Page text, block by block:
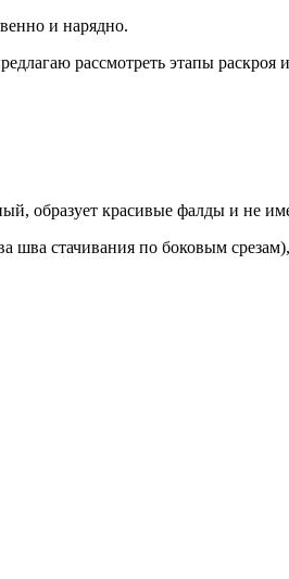
и нарядно.
рассмотреть этапы раскроя
образует красивые фалды и не
шва стачивания по боковым